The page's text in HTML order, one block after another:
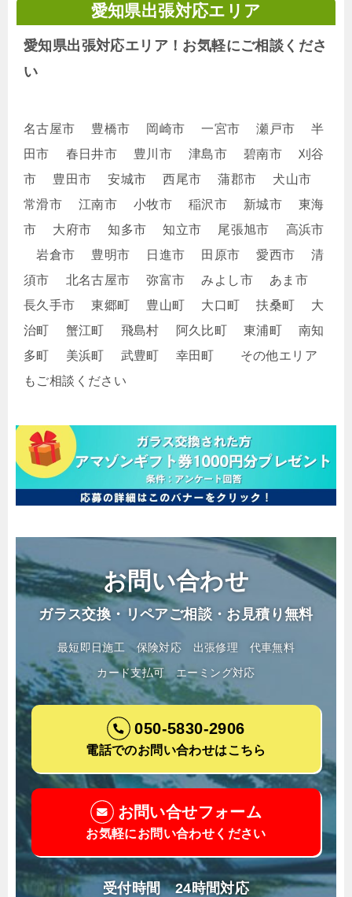
愛知県出張対応エリア
愛知県出張対応エリア！お気軽にご相談くださ
い
名古屋市 豊橋市 岡崎市 一宮市 瀬戸市 半
田市 春日井市 豊川市 津島市 碧南市 刈谷
市 豊田市 安城市 西尾市 蒲郡市 犬山市
常滑市 江南市 小牧市 稲沢市 新城市 東海
市 大府市 知多市 知立市 尾張旭市 高浜市
岩倉市 豊明市 日進市 田原市 愛西市 清
須市 北名古屋市 弥富市 みよし市 あま市
長久手市 東郷町 豊山町 大口町 扶桑町 大
治町 蟹江町 飛島村 阿久比町 東浦町 南知
多町 美浜町 武豊町 幸田町 その他エリア
もご相談ください
お問い合わせ
ガラス交換・リペアご相談・お見積り無料
最短即日施工 保険対応 出張修理
代車無料
カード支払可
エーミング対応
050-5830-2906
電話でのお問い合わせはこちら
お問い合せフォーム
お気軽にお問い合わせください
受付時間 24時間対応